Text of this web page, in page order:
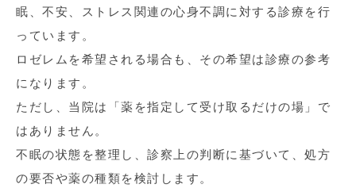
眠、不安、ストレス関連の心身不調に対する診療を行
っています。
ロゼレムを希望される場合も、その希望は診療の参考
になります。
ただし、当院は「薬を指定して受け取るだけの場」で
はありません。
不眠の状態を整理し、診察上の判断に基づいて、処方
の要否や薬の種類を検討します。